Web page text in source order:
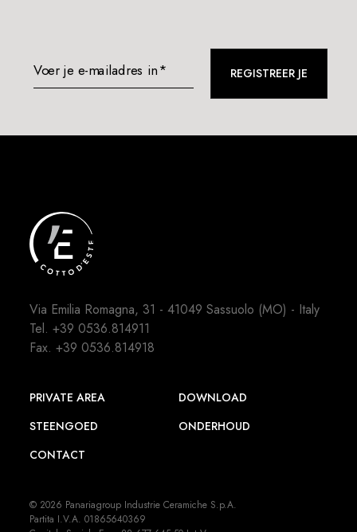
Voer je e-mailadres in* REGISTREER JE
Via Emilia Romagna, 31 - 41049 Sassuolo (MO) - Italy
Tel.+39 0536.814911
Fax. +39 0536.814918
PRIVATE AREA
DOWNLOAD
STEENGOED
ONDERHOUD
CONTACT
© 2026 Panariagroup Industrie Ceramiche S.p.A.
Partita I.V.A. 01865640369